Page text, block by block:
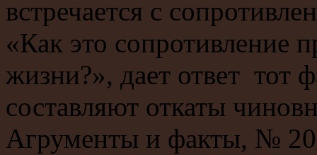
встречается с
«Как это сопротивление
жизни?», дает ответ тот
составляют откаты
Агрументы и факты, №